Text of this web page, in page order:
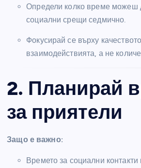
Определи колко време можеш
социални срещи седмично.
Фокусирай се върху
взаимодействията, а не
2. Планирай
за приятели
Защо е важно:
Времето за социални